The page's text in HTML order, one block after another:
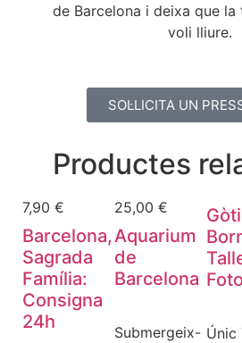
de Barcelona i deixa que la
voli lliure.
SOL·LICITA UN
Productes
7,90 €
Barcelona,
Sagrada
Família:
Consigna
24h
25,00 €
Aquarium
de
Barcelona
Submergeix- Únic